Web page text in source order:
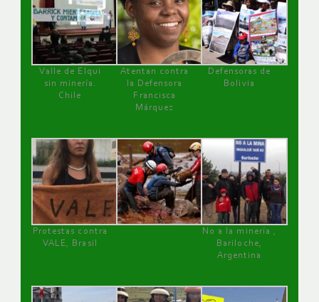
Valle de Elqui
sin minería.
Chile
Atentan contra
la Defensora
Francisca
Márquez
Defensoras de
Bolivia
Protestas contra
VALE, Brasil
No a la minería ,
Bariloche,
Argentina